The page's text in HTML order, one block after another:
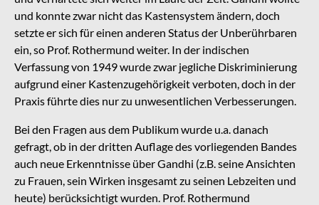
und konnte zwar nicht das Kastensystem ändern, doch
setzte er sich für einen anderen Status der Unberührbaren
ein, so Prof. Rothermund weiter. In der indischen
Verfassung von 1949 wurde zwar jegliche Diskriminierung
aufgrund einer ​Kastenzugehörigkeit verboten, doch in der
Praxis führte dies nur zu unwesentlichen Verbesserungen.
Bei den Fragen aus dem Publikum wurde u.a. danach
gefragt, ob in der dritten Auflage des vorliegenden Bandes
auch neue Erkenntnisse über Gandhi (z.B. seine Ansichten
zu Frauen, sein Wirken insgesamt zu seinen Lebzeiten und
heute) berücksichtigt wurden. Prof. Rothermund